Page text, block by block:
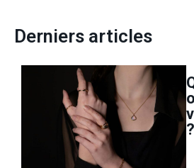
Derniers articles
?